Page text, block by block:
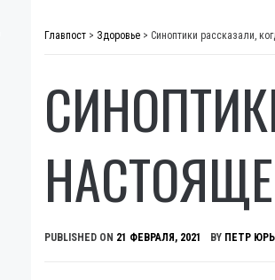
Главпост > Здоровье > Синоптики рассказали,
PUBLISHED ON 21 ФЕВРАЛЯ, 2021 BY ПЕТР